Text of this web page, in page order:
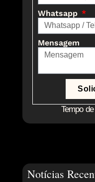
Whatsapp
Mensagem
Tempo
Notícias